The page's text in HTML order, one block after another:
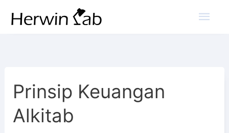
Prinsip Keuangan
Alkitab